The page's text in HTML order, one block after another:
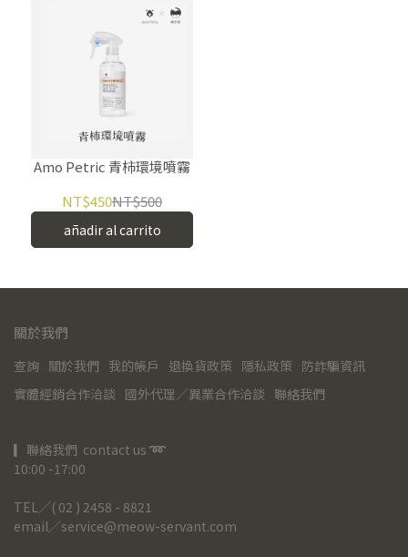
Amo Petric 青柿環境噴霧
NT$450NT$500
añadir al carrito
關於我們
查詢 關於我們 我的帳戶 退換貨政策 隱私政策 防詐騙資訊
實體經銷合作洽談 國外代理／異業合作洽談 聯絡我們
▎聯絡我們  contact us ➿
10:00 -17:00
TEL╱( 02 ) 2458 - 8821
email╱service@meow-servant.com